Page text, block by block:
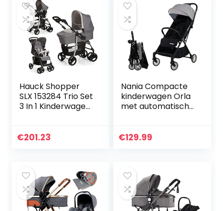
kinderwagen…
Hauck Shopper
SLX 153284 Trio Set
3 In 1 Kinderwagen,
€201.23
Nania Compacte
kinderwagen Orla
met automatische
kantelbaar, vanaf
€129.99